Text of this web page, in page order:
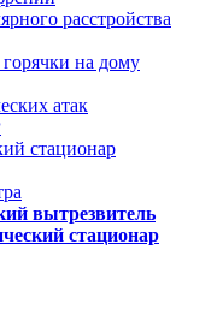
расстройства
на дому
атак
стационар
вытрезвитель
стационар